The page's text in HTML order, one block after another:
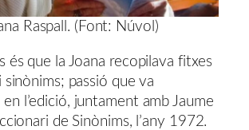
Raspall. (Font: Núvol)
és que la Joana recopilava fitxes
sinònims; passió que va
l’edició, juntament amb Jaume
de Sinònims, l’any 1972.